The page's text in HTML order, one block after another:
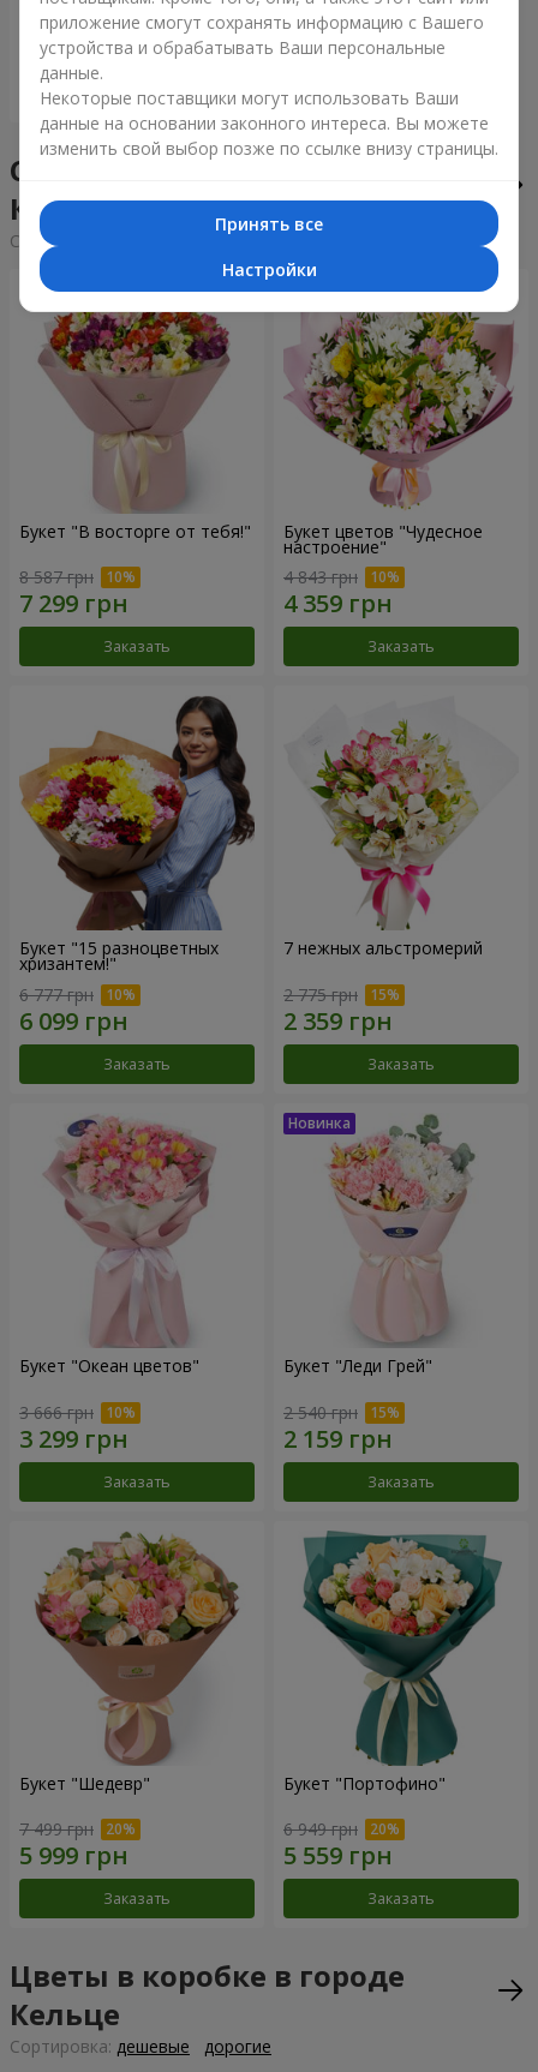
22 245 грн
Заказать
Сборные букеты в городе
Кельце
Cортировка: дорогие
Букет "В восторге от тебя!"
8 587 грн
Заказать
Букет цветов "Чудесное
настроение"
4 843 грн
Заказать
Букет "15 разноцветных
хризантем!"
6 777 грн
Заказать
7 нежных альстромерий
2 775 грн
Заказать
Букет "Океан цветов"
3 666 грн
Заказать
Букет "Леди Грей"
2 540 грн
Заказать
Букет "Шедевр"
7 499 грн
Заказать
Букет "Портофино"
6 949 грн
Заказать
Цветы в коробке в городе
Кельце
Cортировка: дешевые дорогие
приложение смогут сохранять информацию с Вашего
устройства и обрабатывать Ваши персональные
данные.
Некоторые поставщики могут использовать Ваши
данные на основании законного интереса. Вы можете
изменить свой выбор позже по ссылке внизу страницы.
Принять все
Настройки